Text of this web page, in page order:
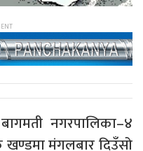
नगरपालिका–४
खण्डमा मंगलबार दिउँसो